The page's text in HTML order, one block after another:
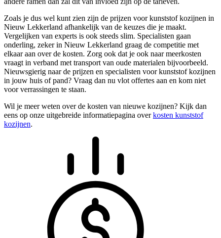
Zoals je dus wel kunt zien zijn de prijzen voor kunststof kozijnen in
Nieuw Lekkerland afhankelijk van de keuzes die je maakt.
Vergelijken van experts is ook steeds slim. Specialisten gaan
onderling, zeker in Nieuw Lekkerland graag de competitie met
elkaar aan over de kosten. Zorg ook dat je ook naar meerkosten
vraagt in verband met transport van oude materialen bijvoorbeeld.
Nieuwsgierig naar de prijzen en specialisten voor kunststof kozijnen
in jouw huis of pand? Vraag dan nu vlot offertes aan en kom niet
voor verrassingen te staan.
Wil je meer weten over de kosten van nieuwe kozijnen? Kijk dan
eens op onze uitgebreide informatiepagina overkosten kunststof
kozijnen.